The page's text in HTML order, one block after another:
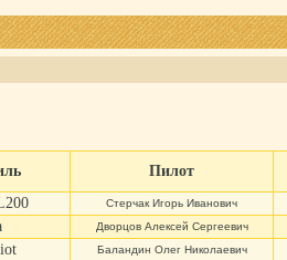
Пилот
Стерчак Игорь Иванович
Дворцов Алексей Сергеевич
Баландин Олег Николаевич